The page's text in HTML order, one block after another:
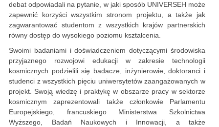
debat odpowiadali na pytanie, w jaki sposób UNIVERSEH może
zapewnić korzyści wszystkim stronom projektu, a także jak
zagwarantować studentom z wszystkich krajów partnerskich
równy dostęp do wysokiego poziomu kształcenia.
Swoimi badaniami i doświadczeniem dotyczącymi środowiska
przyjaznego rozwojowi edukacji w zakresie technologii
kosmicznych podzielili się badacze, inżynierowie, doktoranci i
studenci z wszystkich pięciu uniwersytetów zaangażowanych w
projekt. Swoją wiedzę i praktykę w obszarze pracy w sektorze
kosmicznym zaprezentowali także członkowie Parlamentu
Europejskiego, francuskiego Ministerstwa Szkolnictwa
Wyższego, Badań Naukowych i Innowacji, a także